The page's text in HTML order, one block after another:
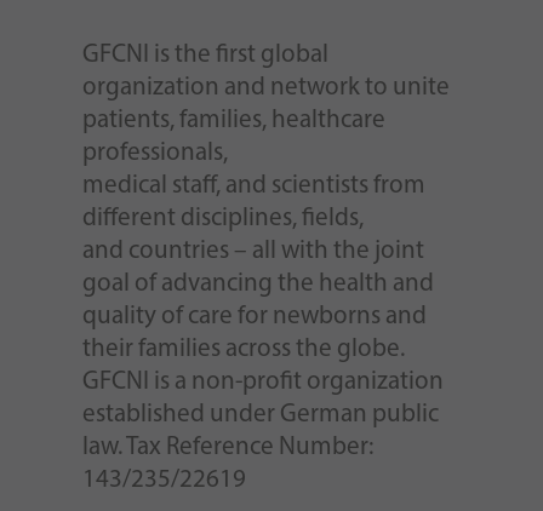
GFCNI is the first global
organization and network to unite
patients, families, healthcare
professionals,
medical staff, and scientists from
different disciplines, fields,
and countries – all with the joint
goal of advancing the health and
quality of care for newborns and
their families across the globe.
GFCNI is a non-profit organization
established under German public
law. Tax Reference Number:
143/235/22619